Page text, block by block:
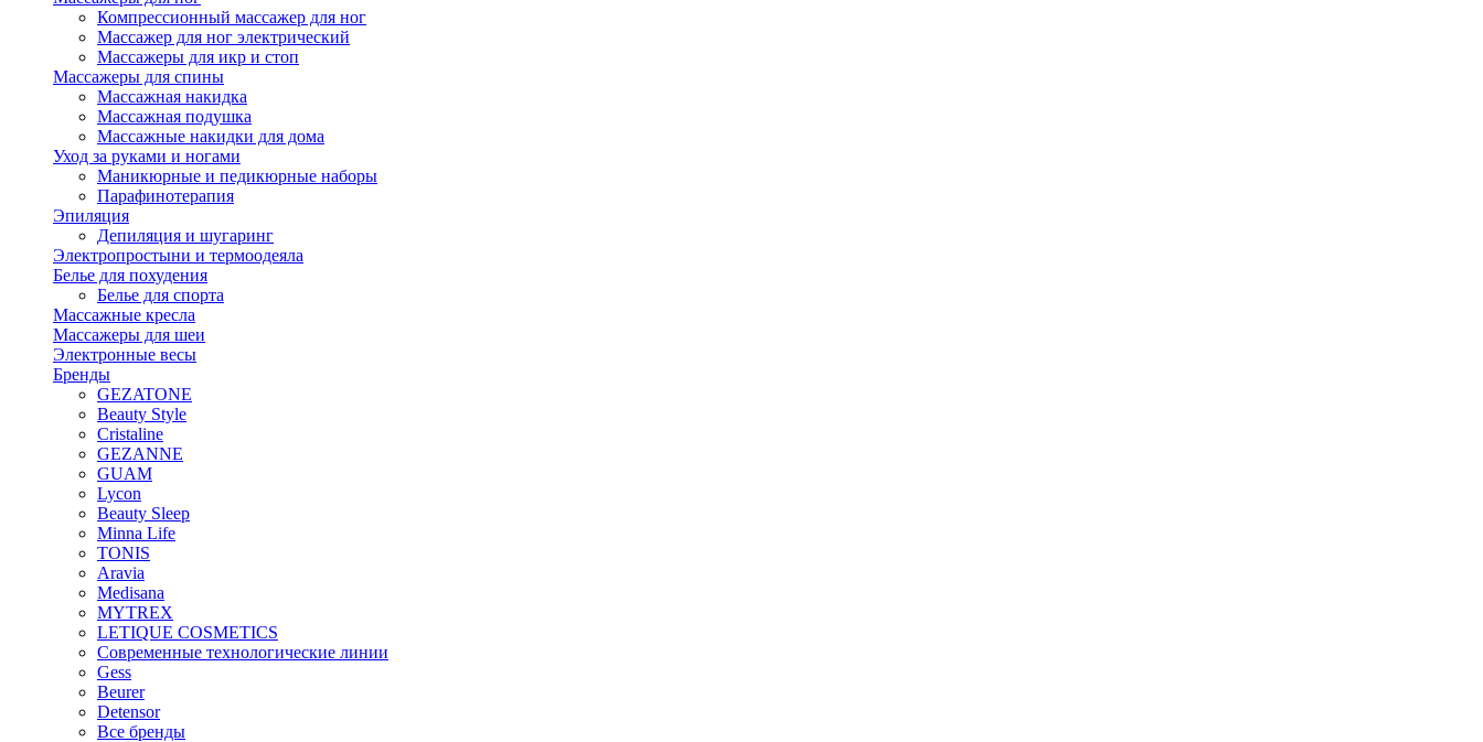
Компрессионный массажер для ног
Массажер для ног электрический
Массажеры для икр и стоп
Массажеры для спины
Массажная накидка
Массажная подушка
Массажные накидки для дома
Уход за руками и ногами
Маникюрные и педикюрные наборы
Парафинотерапия
Эпиляция
Депиляция и шугаринг
Электропростыни и термоодеяла
Белье для похудения
Белье для спорта
Массажные кресла
Массажеры для шеи
Электронные весы
Бренды
GEZATONE
Beauty Style
Cristaline
GEZANNE
GUAM
Lycon
Beauty Sleep
Minna Life
TONIS
Aravia
Medisana
MYTREX
LETIQUE COSMETICS
Современные технологические линии
Gess
Beurer
Detensor
Все бренды